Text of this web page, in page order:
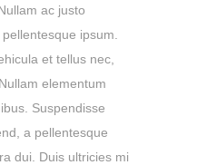
ac justo
ipsum.
et tellus nec,
elementum
Suspendisse
a pellentesque
dui. Duis ultricies mi